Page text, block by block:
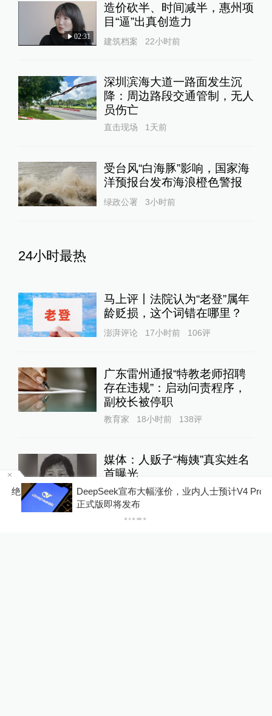
02:31
造价砍半、时间减半，惠州项
目“逼”出真创造力
建筑档案 22小时前
深圳滨海大道一路面发生沉
降：周边路段交通管制，无人
员伤亡
直击现场 1天前
受台风“白海豚”影响，国家海
洋预报台发布海浪橙色警报
绿政公署 3小时前
24小时最热
马上评丨法院认为“老登”属年
龄贬损，这个词错在哪里？
澎湃评论 17小时前 106评
广东雷州通报“特教老师招聘
存在违规”：启动问责程序，
副校长被停职
教育家 18小时前 138评
媒体：人贩子“梅姨”真实姓名
首曝光
直击现场 16小时前 65评
绝
DeepSeek宣布大幅涨价，业内人士预计V4 Pro
正式版即将发布